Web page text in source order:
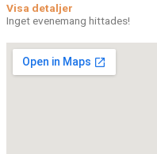
Visa detaljer
Inget evenemang hittades!